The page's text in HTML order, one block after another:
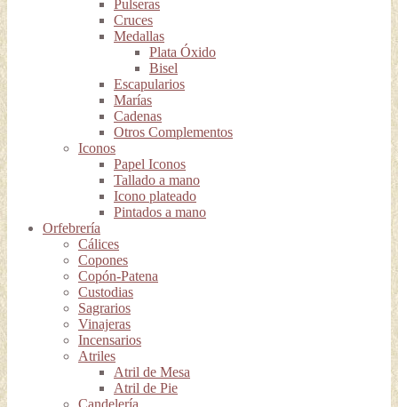
Pulseras
Cruces
Medallas
Plata Óxido
Bisel
Escapularios
Marías
Cadenas
Otros Complementos
Iconos
Papel Iconos
Tallado a mano
Icono plateado
Pintados a mano
Orfebrería
Cálices
Copones
Copón-Patena
Custodias
Sagrarios
Vinajeras
Incensarios
Atriles
Atril de Mesa
Atril de Pie
Candelería